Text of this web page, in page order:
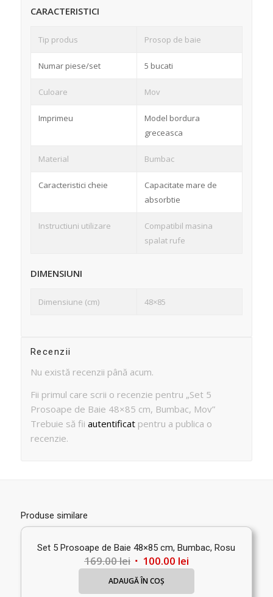
CARACTERISTICI
Tip produs Prosop de baie
Numar piese/set 5 bucati
Culoare Mov
Imprimeu
Model bordura
greceasca
Material Bumbac
Caracteristici cheie
Capacitate mare de
absorbtie
Instructiuni utilizare
Compatibil masina
spalat rufe
DIMENSIUNI
Dimensiune (cm) 48×85
Recenzii
Nu există recenzii până acum.
Fii primul care scrii o recenzie pentru „Set 5
Prosoape de Baie 48×85 cm, Bumbac, Mov”
Trebuie să fii autentificatpentru a publica o
recenzie.
Produse similare
Set 5 Prosoape de Baie 48×85 cm, Bumbac, Rosu
169.00lei Prețul
inițial
100.00 leiPrețul
curent
este:
ADAUGĂ ÎN COȘ